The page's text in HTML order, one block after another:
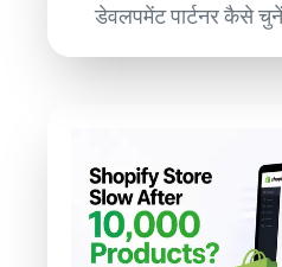
डेवलपमेंट पार्टनर कैसे